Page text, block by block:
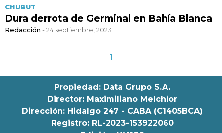
CHUBUT
Dura derrota de Germinal en Bahía Blanca
Redacción - 24 septiembre, 2023
1
Propiedad: Data Grupo S.A.
Director: Maximiliano Melchior
Dirección: Hidalgo 247 - CABA (C1405BCA)
Registro: RL-2023-153922060